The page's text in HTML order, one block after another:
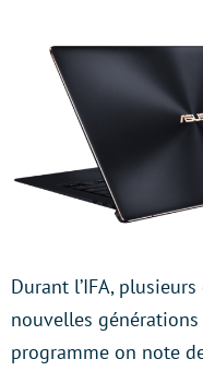
Durant l’IFA,
nouvelles générations
programme on note